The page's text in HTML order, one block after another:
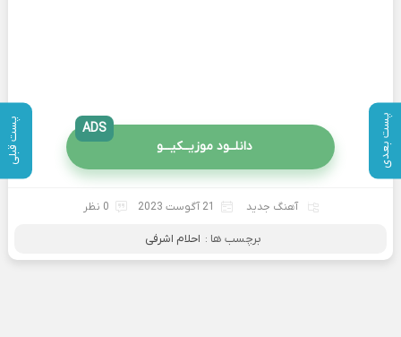
پست بعدی پست قبلی دانلــود موزیــکیـــو
ADS
آهنگ جدید 21 آگوست 2023 0 نظر
برچسب ها : احلام اشرفی